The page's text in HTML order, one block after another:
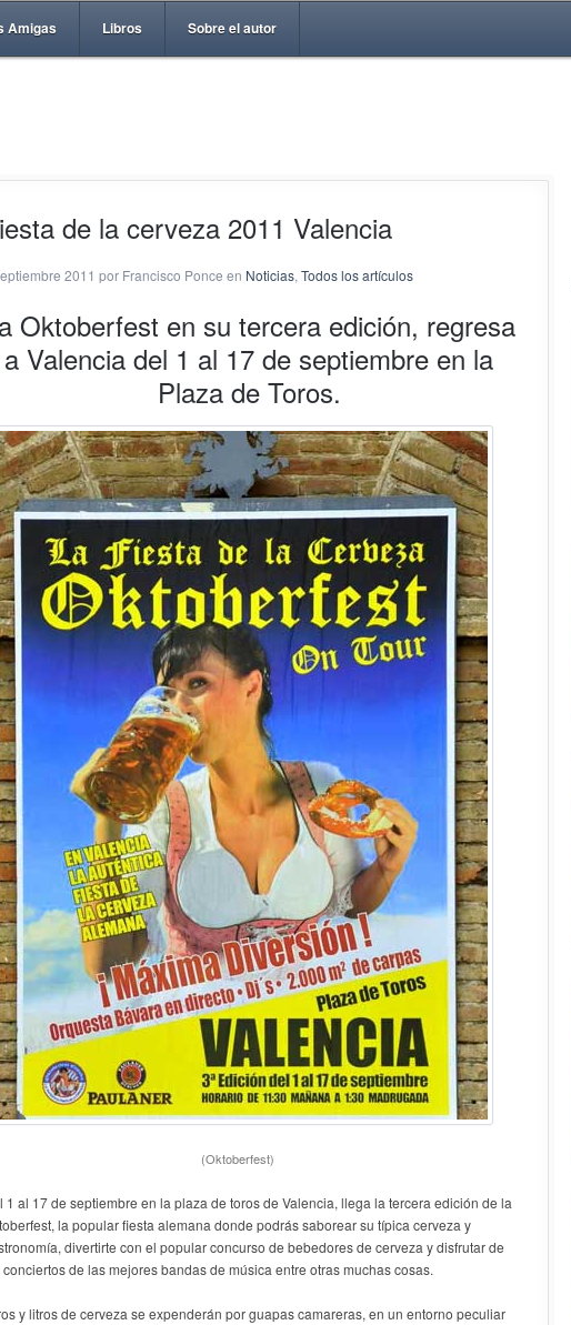
Amigas Libros Sobre el autor
de la cerveza 2011 Valencia
2011 por Francisco Ponce en Noticias, Todos los artículos
Oktoberfest en su tercera edición, regresa
a Valencia del 1 al 17 de septiembre en la
Plaza de Toros.
(Oktoberfest)
1 al 17 de septiembre en la plaza de toros de Valencia, llega la tercera edición de la
la popular fiesta alemana donde podrás saborear su típica cerveza y
divertirte con el popular concurso de bebedores de cerveza y disfrutar de
conciertos de las mejores bandas de música entre otras muchas cosas.
y litros de cerveza se expenderán por guapas camareras, en un entorno peculiar